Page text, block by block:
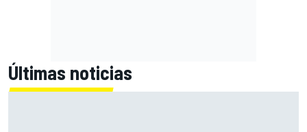
Últimas noticias